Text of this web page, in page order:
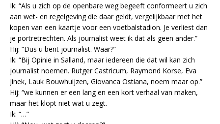
Ik: “Als u zich op de openbare weg begeeft conformeert u zich
aan wet- en regelgeving die daar geldt, vergelijkbaar met het
kopen van een kaartje voor een voetbalstadion. Je verliest dan
je portretrechten. Als journalist weet ik dat als geen ander.”
Hij: “Dus u bent journalist. Waar?”
Ik: “Bij Opinie in Salland, maar iedereen die dat wil kan zich
journalist noemen. Rutger Castricum, Raymond Korse, Eva
Jinek, Lauk Bouwhuijzen, Giovanca Ostiana, noem maar op.”
Hij: “we kunnen er een lang en een kort verhaal van maken,
maar het klopt niet wat u zegt.
Ik: “…”